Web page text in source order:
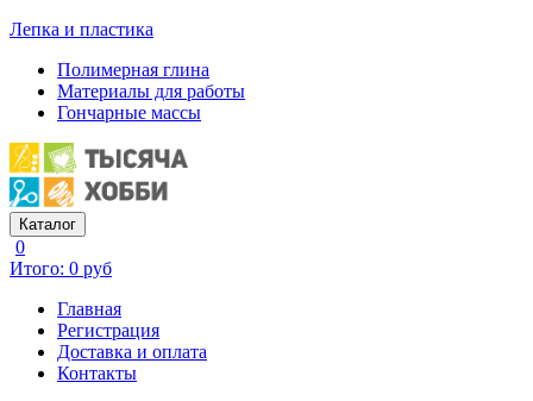
Лепка и пластика
Полимерная глина
Материалы для работы
Гончарные массы
Каталог
0
Итого: 0 руб
Главная
Регистрация
Доставка и оплата
Контакты